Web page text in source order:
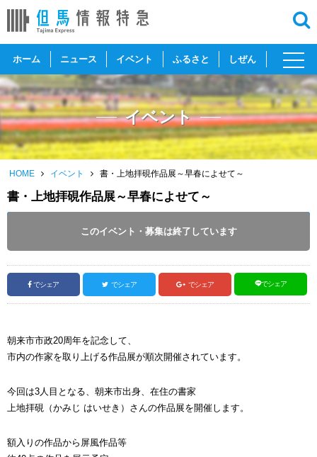
ホーム ニュース イベント ふるさと しぜん
toggle
イベント
HOME イベント 書・上地拝硯作品展～早春によせて～
書・上地拝硯作品展～早春によせて～
このイベント・募集は終了しています
でシェア でシェア でシェア でシェア
朝来市市政20周年を記念して、
市内の作家を取り上げる作品展が順次開催されています。
今回は3人目となる、朝来市出身、在住の書家
上地拝硯（かみじ はいせき）さんの作品展を開催します。
額入りの作品から屏風作品等